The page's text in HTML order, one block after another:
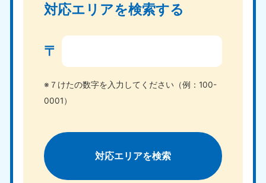
対応エリアを検索する
〒
※７けたの数字を入力してください（例：100-
0001）
対応エリアを検索